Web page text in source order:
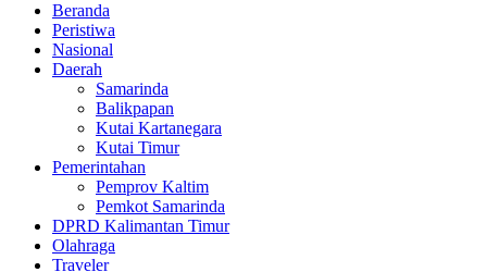
Beranda
Peristiwa
Nasional
Daerah
Samarinda
Balikpapan
Kutai Kartanegara
Kutai Timur
Pemerintahan
Pemprov Kaltim
Pemkot Samarinda
DPRD Kalimantan Timur
Olahraga
Traveler